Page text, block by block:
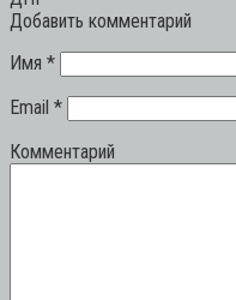
Добавить комментарий
Имя *
Email *
Комментарий